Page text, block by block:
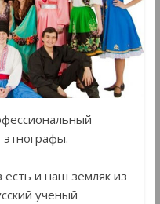
и наш земляк из
ученый